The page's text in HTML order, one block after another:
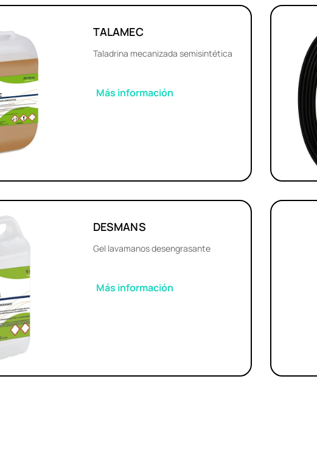
TALAMEC
Taladrina mecanizada semisintética
Más información
DESMANS
Gel lavamanos desengrasante
Más información